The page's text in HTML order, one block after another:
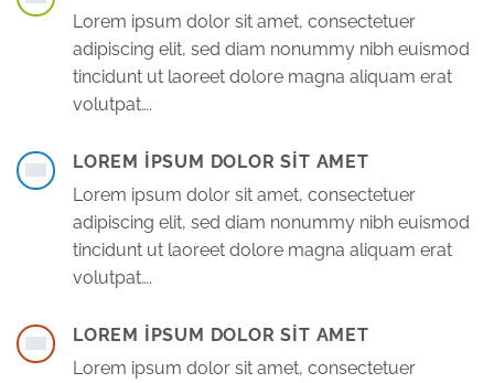
Lorem ipsum dolor sit amet, consectetuer
adipiscing elit, sed diam nonummy nibh euismod
tincidunt ut laoreet dolore magna aliquam erat
volutpat….
LOREM IPSUM DOLOR SIT AMET
Lorem ipsum dolor sit amet, consectetuer
adipiscing elit, sed diam nonummy nibh euismod
tincidunt ut laoreet dolore magna aliquam erat
volutpat….
LOREM IPSUM DOLOR SIT AMET
Lorem ipsum dolor sit amet, consectetuer